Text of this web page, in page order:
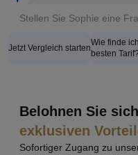
Jetzt Vergleich starten
Wie finde
besten Tarif?
Belohnen Sie
exklusiven
Sofortiger Zugang zu